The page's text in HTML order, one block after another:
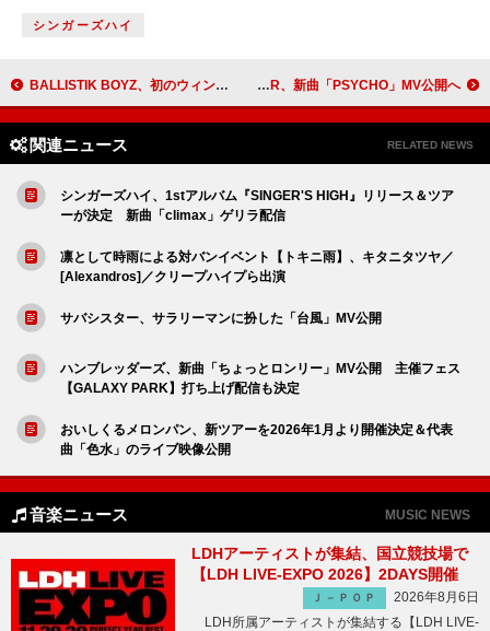
シンガーズハイ
BALLISTIK BOYZ、初のウィンターラブソング「Winter Glow」配信リリース BABYMONSTER、新曲「PSYCHO」MV公開へ
関連ニュース RELATED NEWS
シンガーズハイ、1stアルバム『SINGER'S HIGH』リリース＆ツア
ーが決定 新曲「climax」ゲリラ配信
凛として時雨による対バンイベント【トキニ雨】、キタニタツヤ／
[Alexandros]／クリープハイプら出演
サバシスター、サラリーマンに扮した「台風」MV公開
ハンブレッダーズ、新曲「ちょっとロンリー」MV公開 主催フェス
【GALAXY PARK】打ち上げ配信も決定
おいしくるメロンパン、新ツアーを2026年1月より開催決定＆代表
曲「色水」のライブ映像公開
音楽ニュース MUSIC NEWS
LDHアーティストが集結、国立競技場で
【LDH LIVE-EXPO 2026】2DAYS開催
Ｊ－ＰＯＰ
2026年8月6日
LDH所属アーティストが集結する【LDH LIVE-